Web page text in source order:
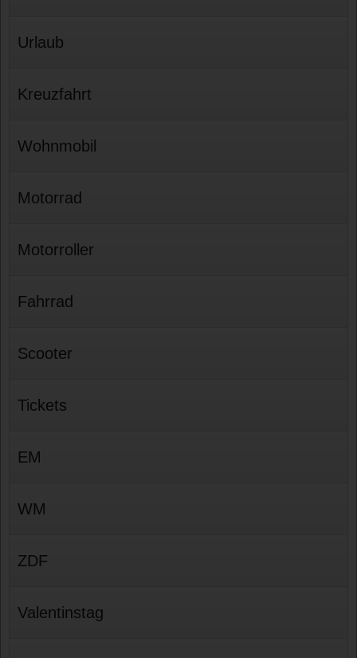
Urlaub
Kreuzfahrt
Wohnmobil
Motorrad
Motorroller
Fahrrad
Scooter
Tickets
EM
WM
ZDF
Valentinstag